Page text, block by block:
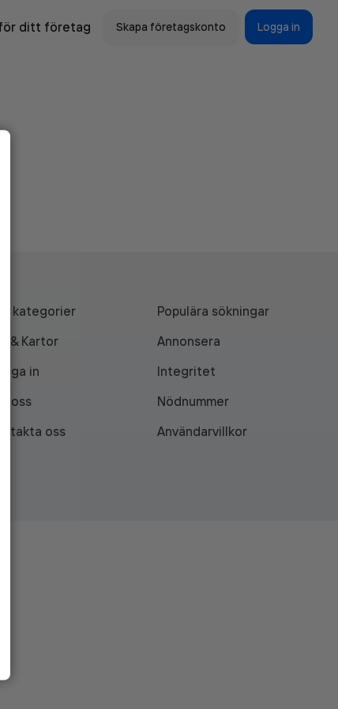
ditt företag Skapa företagskonto Logga in
kategorier
Populära sökningar
& Kartor
Annonsera
in
Integritet
oss
Nödnummer
oss
Användarvillkor